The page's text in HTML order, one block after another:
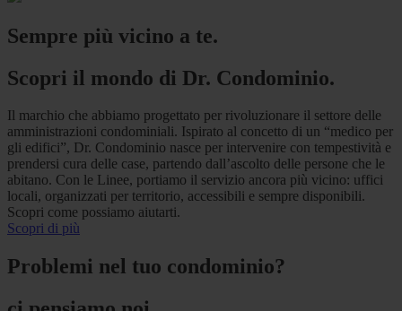
Sempre più vicino a te.
Scopri il mondo di Dr. Condominio.
Il marchio che abbiamo progettato per rivoluzionare il settore delle
amministrazioni condominiali. Ispirato al concetto di un “medico per
gli edifici”, Dr. Condominio nasce per intervenire con tempestività e
prendersi cura delle case, partendo dall’ascolto delle persone che le
abitano. Con le Linee, portiamo il servizio ancora più vicino: uffici
locali, organizzati per territorio, accessibili e sempre disponibili.
Scopri come possiamo aiutarti.
Scopri di più
Problemi nel tuo condominio?